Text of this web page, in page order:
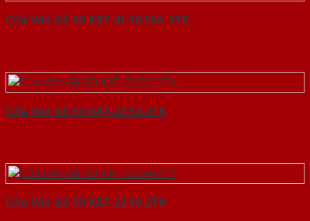
Cửa Vân Gỗ 5D KAT-41.50.50A-3TK
Cửa Vân Gỗ 5D KAT-22.52-2TK
Cửa Vân Gỗ 5D KAT-22.50-2TK